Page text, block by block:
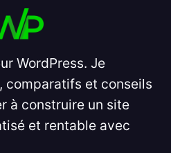
WordPress. Je
comparatifs et conseils
à construire un site
et rentable avec